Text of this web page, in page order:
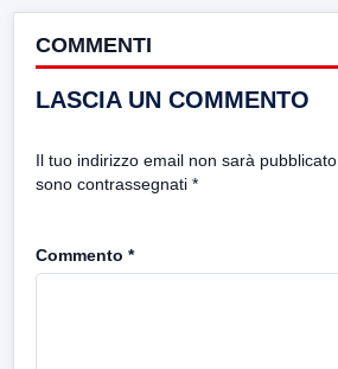
COMMENTI
LASCIA UN COMMENTO
Il tuo indirizzo email non sarà pubblicato.
sono contrassegnati *
Commento *